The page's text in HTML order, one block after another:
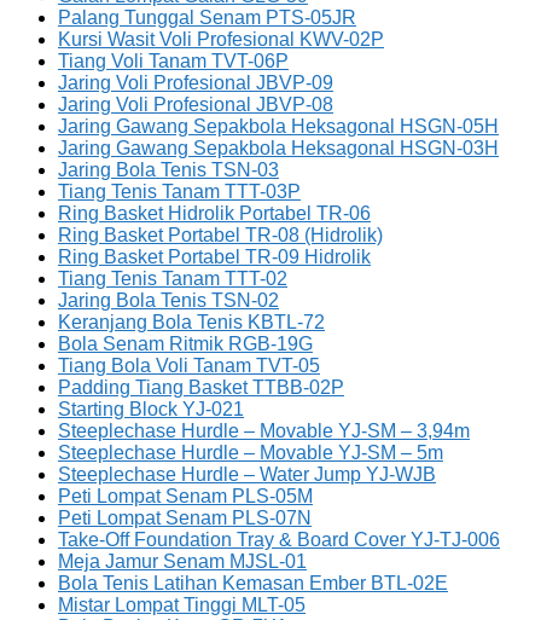
Palang Tunggal Senam PTS-05JR
Kursi Wasit Voli Profesional KWV-02P
Tiang Voli Tanam TVT-06P
Jaring Voli Profesional JBVP-09
Jaring Voli Profesional JBVP-08
Jaring Gawang Sepakbola Heksagonal HSGN-05H
Jaring Gawang Sepakbola Heksagonal HSGN-03H
Jaring Bola Tenis TSN-03
Tiang Tenis Tanam TTT-03P
Ring Basket Hidrolik Portabel TR-06
Ring Basket Portabel TR-08 (Hidrolik)
Ring Basket Portabel TR-09 Hidrolik
Tiang Tenis Tanam TTT-02
Jaring Bola Tenis TSN-02
Keranjang Bola Tenis KBTL-72
Bola Senam Ritmik RGB-19G
Tiang Bola Voli Tanam TVT-05
Padding Tiang Basket TTBB-02P
Starting Block YJ-021
Steeplechase Hurdle – Movable YJ-SM – 3,94m
Steeplechase Hurdle – Movable YJ-SM – 5m
Steeplechase Hurdle – Water Jump YJ-WJB
Peti Lompat Senam PLS-05M
Peti Lompat Senam PLS-07N
Take-Off Foundation Tray & Board Cover YJ-TJ-006
Meja Jamur Senam MJSL-01
Bola Tenis Latihan Kemasan Ember BTL-02E
Mistar Lompat Tinggi MLT-05